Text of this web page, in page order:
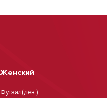
Женский
Футзал(дев.)